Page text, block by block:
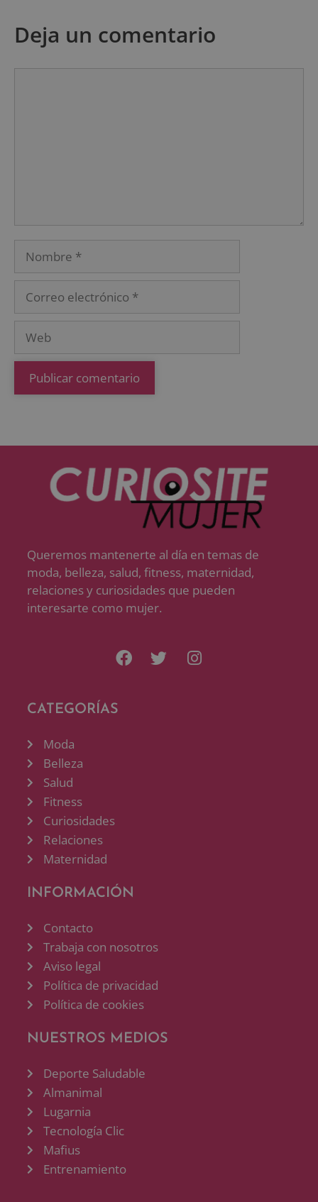
Deja un comentario
Queremos mantenerte al día en temas de
moda, belleza, salud, fitness, maternidad,
relaciones y curiosidades que pueden
interesarte como mujer.
CATEGORÍAS
Moda
Belleza
Salud
Fitness
Curiosidades
Relaciones
Maternidad
INFORMACIÓN
Contacto
Trabaja con nosotros
Aviso legal
Política de privacidad
Política de cookies
NUESTROS MEDIOS
Deporte Saludable
Almanimal
Lugarnia
Tecnología Clic
Mafius
Entrenamiento